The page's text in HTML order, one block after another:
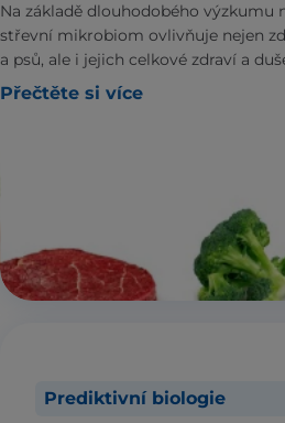
Na základě dlouhodobého výzkumu
střevní mikrobiom ovlivňuje nejen
a psů, ale i jejich celkové zdraví a
Přečtěte si více
Prediktivní biologie